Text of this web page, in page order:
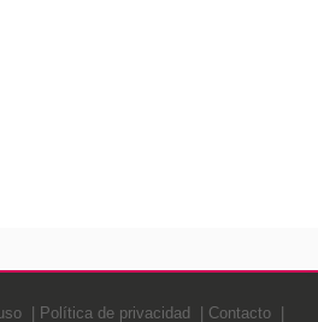
Política de privacidad Contacto